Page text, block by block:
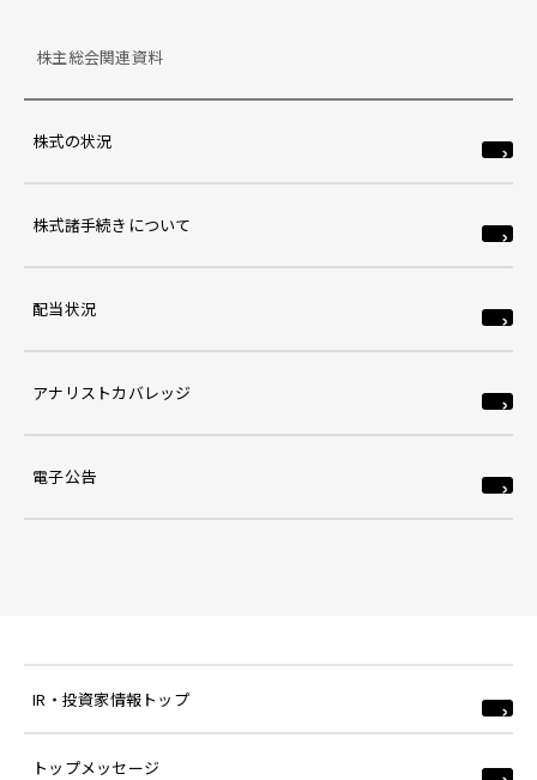
IR・投資家情報トップ
トップメッセージ
株主総会関連資料
株式の状況
株式諸手続きについて
配当状況
アナリストカバレッジ
電子公告